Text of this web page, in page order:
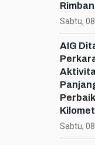
Sabtu,
AIG
Sabtu,